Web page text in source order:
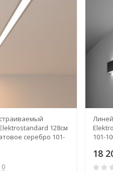
128см
серебро 101-
0
101-
18